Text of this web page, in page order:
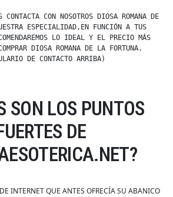
CON NOSOTROS DIOSA ROMANA DE
ESPECIALIDAD,EN FUNCIÓN A TUS
LO IDEAL Y EL PRECIO MÁS
DIOSA ROMANA DE LA FORTUNA.
DE CONTACTO ARRIBA)
SON LOS PUNTOS
DE
INTERNET QUE ANTES OFRECÍA SU ABANICO